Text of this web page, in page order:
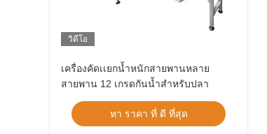
วิดีโอ
เครื่องคัดเเยกน้ำหนักสายพานหลาย
สายพาน 12 เกรดกันน้ำสำหรับปลา
หา ราคา ที่ ดี ที่สุด